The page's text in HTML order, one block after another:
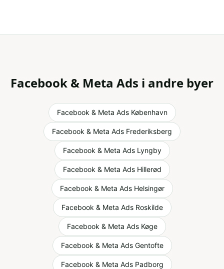
Facebook & Meta Ads i andre byer
Facebook & Meta Ads København
Facebook & Meta Ads Frederiksberg
Facebook & Meta Ads Lyngby
Facebook & Meta Ads Hillerød
Facebook & Meta Ads Helsingør
Facebook & Meta Ads Roskilde
Facebook & Meta Ads Køge
Facebook & Meta Ads Gentofte
Facebook & Meta Ads Padborg